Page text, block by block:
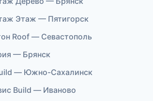
Этаж — Пятигорск
Roof — Севастополь
— Брянск
— Южно-Сахалинск
Build — Иваново